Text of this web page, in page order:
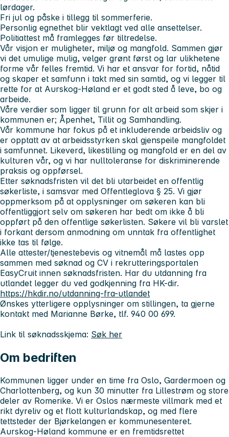
lørdager.
Fri jul og påske i tillegg til sommerferie.
Personlig egnethet blir vektlagt ved alle ansettelser.
Politiattest må framlegges før tiltredelse.
Vår visjon er muligheter, miljø og mangfold. Sammen gjør
vi det umulige mulig, velger grønt først og lar ulikhetene
forme vår felles fremtid. Vi har et ansvar for fortid, nåtid
og skaper et samfunn i takt med sin samtid, og vi legger til
rette for at Aurskog-Høland er et godt sted å leve, bo og
arbeide.
Våre verdier som ligger til grunn for alt arbeid som skjer i
kommunen er; Åpenhet, Tillit og Samhandling.
Vår kommune har fokus på et inkluderende arbeidsliv og
er opptatt av at arbeidsstyrken skal gjenspeile mangfoldet
i samfunnet. Likeverd, likestilling og mangfold er en del av
kulturen vår, og vi har nulltoleranse for diskriminerende
praksis og oppførsel.
Etter søknadsfristen vil det bli utarbeidet en offentlig
søkerliste, i samsvar med Offentleglova § 25. Vi gjør
oppmerksom på at opplysninger om søkeren kan bli
offentliggjort selv om søkeren har bedt om ikke å bli
oppført på den offentlige søkerlisten. Søkere vil bli varslet
i forkant dersom anmodning om unntak fra offentlighet
ikke tas til følge.
Alle attester/tjenestebevis og vitnemål må lastes opp
sammen med søknad og CV i rekrutteringsportalen
EasyCruit innen søknadsfristen. Har du utdanning fra
utlandet legger du ved godkjenning fra HK-dir.
https://hkdir.no/utdanning-fra-utlandet
Ønskes ytterligere opplysninger om stillingen, ta gjerne
kontakt med Marianne Børke, tlf. 940 00 699.
Link til søknadsskjema: Søk her
Om bedriften
Kommunen ligger under en time fra Oslo, Gardermoen og
Charlottenberg, og kun 30 minutter fra Lillestrøm og store
deler av Romerike. Vi er Oslos nærmeste villmark med et
rikt dyreliv og et flott kulturlandskap, og med flere
tettsteder der Bjørkelangen er kommunesenteret.
Aurskog-Høland kommune er en fremtidsrettet